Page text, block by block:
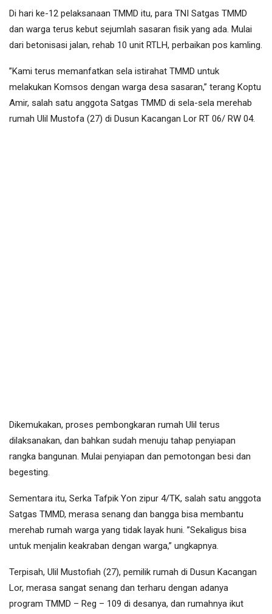
Di hari ke-12 pelaksanaan TMMD itu, para TNI Satgas TMMD
dan warga terus kebut sejumlah sasaran fisik yang ada. Mulai
dari betonisasi jalan, rehab 10 unit RTLH, perbaikan pos kamling.
”Kami terus memanfatkan sela istirahat TMMD untuk
melakukan Komsos dengan warga desa sasaran,” terang Koptu
Amir, salah satu anggota Satgas TMMD di sela-sela merehab
rumah Ulil Mustofa (27) di Dusun Kacangan Lor RT 06/ RW 04.
Dikemukakan, proses pembongkaran rumah Ulil terus
dilaksanakan, dan bahkan sudah menuju tahap penyiapan
rangka bangunan. Mulai penyiapan dan pemotongan besi dan
begesting.
Sementara itu, Serka Tafpik Yon zipur 4/TK, salah satu anggota
Satgas TMMD, merasa senang dan bangga bisa membantu
merehab rumah warga yang tidak layak huni. ”Sekaligus bisa
untuk menjalin keakraban dengan warga,” ungkapnya.
Terpisah, Ulil Mustofiah (27), pemilik rumah di Dusun Kacangan
Lor, merasa sangat senang dan terharu dengan adanya
program TMMD – Reg – 109 di desanya, dan rumahnya ikut